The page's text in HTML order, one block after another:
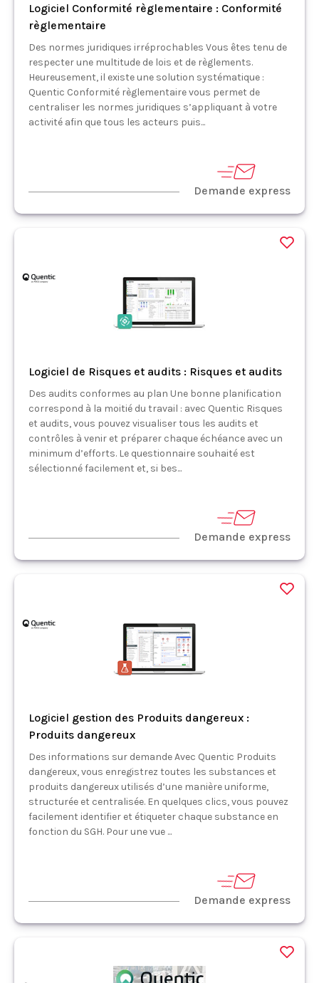
Logiciel Conformité règlementaire : Conformité
règlementaire
Des normes juridiques irréprochables Vous êtes tenu de
respecter une multitude de lois et de règlements.
Heureusement, il existe une solution systématique :
Quentic Conformité règlementaire vous permet de
centraliser les normes juridiques s’appliquant à votre
activité afin que tous les acteurs puis...
Demande express
Logiciel de Risques et audits : Risques et audits
Des audits conformes au plan Une bonne planification
correspond à la moitié du travail : avec Quentic Risques
et audits, vous pouvez visualiser tous les audits et
contrôles à venir et préparer chaque échéance avec un
minimum d’efforts. Le questionnaire souhaité est
sélectionné facilement et, si bes...
Demande express
Logiciel gestion des Produits dangereux :
Produits dangereux
Des informations sur demande Avec Quentic Produits
dangereux, vous enregistrez toutes les substances et
produits dangereux utilisés d’une manière uniforme,
structurée et centralisée. En quelques clics, vous pouvez
facilement identifier et étiqueter chaque substance en
fonction du SGH. Pour une vue ...
Demande express